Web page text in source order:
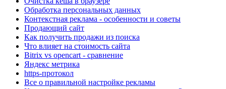
Обработка персональных данных
Контекстная реклама - особенности и советы
Продающий сайт
Как получить продажи из поиска
Что влияет на стоимость сайта
Bitrix vs opencart - сравнение
Яндекс метрика
https-протокол
Все о правильной настройке рекламы